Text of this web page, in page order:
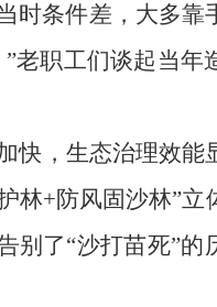
时条件差，大多靠
职工们谈起当年
快，生态治理效能
+防风固沙林”立
别了“沙打苗死”的